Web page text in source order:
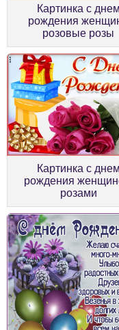
Картинка с днем
рождения
розовые розы
Картинка с днем
рождения
розами